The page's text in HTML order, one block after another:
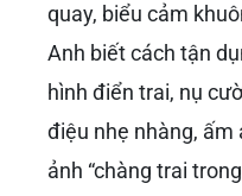
quay, biểu cảm
Anh biết cách tận
hình điển trai, nụ
điệu nhẹ nhàng, ấm
ảnh “chàng trai